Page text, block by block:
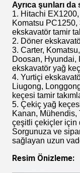
Ayrıca şunları
1. Hitachi
Komatsu PC1250,
ekskavatör tamir
2. Döner
3. Carter,
Doosan, Hyundai,
ekskavatör yağ
4. Yurtiçi
Liugong,
keçesi tamir
5. Çekiç yağ
Kanan, Mühendis,
çeşitli çekiçler için
Sorgunuza ve
sağlayan uzun
Resim Önizleme: